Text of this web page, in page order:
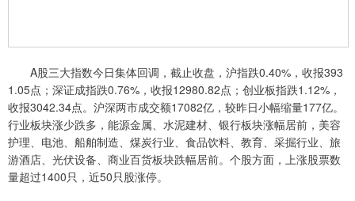
A股三大指数今日集体回调，截止收盘，沪指跌0.40%，收报393
1.05点；深证成指跌0.76%，收报12980.82点；创业板指跌1.12%，
收报3042.34点。沪深两市成交额17082亿，较昨日小幅缩量177亿。
行业板块涨少跌多，能源金属、水泥建材、银行板块涨幅居前，美容
护理、电池、船舶制造、煤炭行业、食品饮料、教育、采掘行业、旅
游酒店、光伏设备、商业百货板块跌幅居前。个股方面，上涨股票数
量超过1400只，近50只股涨停。